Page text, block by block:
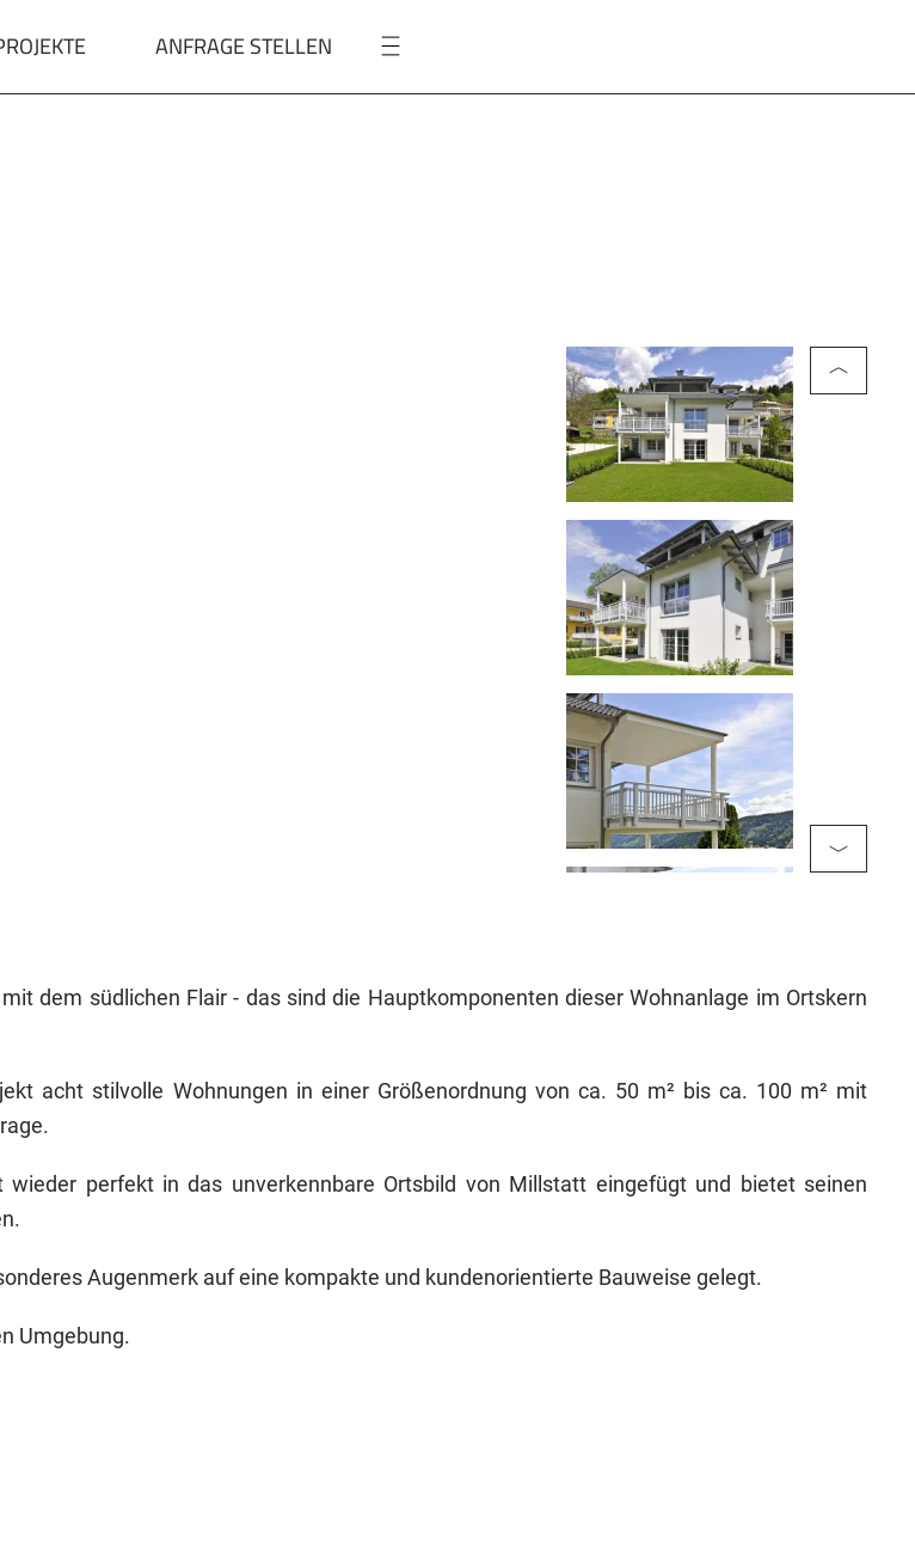
ANFRAGE STELLEN
dem südlichen Flair - das sind die Hauptkomponenten dieser Wohnanlage im Ortskern
acht stilvolle Wohnungen in einer Größenordnung von ca. 50 m² bis ca. 100 m² mit
perfekt in das unverkennbare Ortsbild von Millstatt eingefügt und bietet seinen
Augenmerk auf eine kompakte und kundenorientierte Bauweise gelegt.
Umgebung.